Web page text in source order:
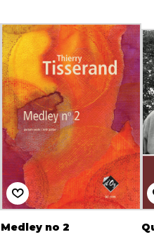
Medley no 2